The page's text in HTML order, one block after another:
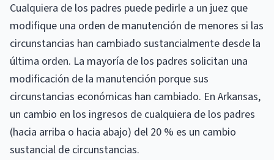
Cualquiera de los padres puede pedirle a un juez que
modifique una orden de manutención de menores si las
circunstancias han cambiado sustancialmente desde la
última orden. La mayoría de los padres solicitan una
modificación de la manutención porque sus
circunstancias económicas han cambiado. En Arkansas,
un cambio en los ingresos de cualquiera de los padres
(hacia arriba o hacia abajo) del 20 % es un cambio
sustancial de circunstancias.